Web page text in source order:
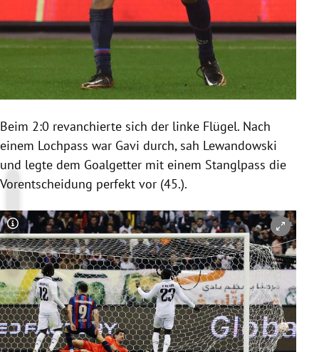
Beim 2:0 revanchierte sich der linke Flügel. Nach
einem Lochpass war Gavi durch, sah Lewandowski
und legte dem Goalgetter mit einem Stanglpass die
Vorentscheidung perfekt vor (45.).
Copyright-Hinweis öffnen/schließen